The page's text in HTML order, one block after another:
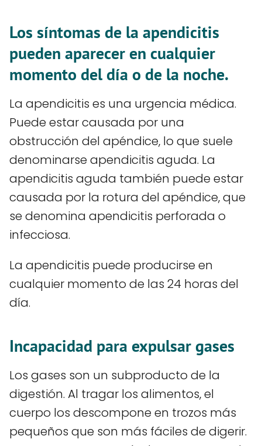
Los síntomas de la apendicitis
pueden aparecer en cualquier
momento del día o de la noche.
La apendicitis es una urgencia médica.
Puede estar causada por una
obstrucción del apéndice, lo que suele
denominarse apendicitis aguda. La
apendicitis aguda también puede estar
causada por la rotura del apéndice, que
se denomina apendicitis perforada o
infecciosa.
La apendicitis puede producirse en
cualquier momento de las 24 horas del
día.
Incapacidad para expulsar gases
Los gases son un subproducto de la
digestión. Al tragar los alimentos, el
cuerpo los descompone en trozos más
pequeños que son más fáciles de digerir.